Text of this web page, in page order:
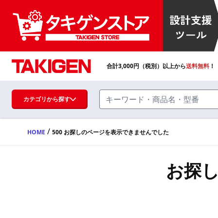
ハンドル・取手・つまみ・周辺機器
FA・A
合計3,000円（税別）以上から送料無料
カテゴリから探す
HOME / 500 お探しのページを表示できませんでした
お探